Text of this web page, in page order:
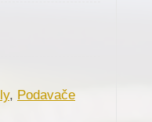
, Podavače